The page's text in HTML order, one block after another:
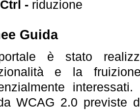
Ctrl -riduzione
Guida
è stato
e la
WCAG 2.0 previste